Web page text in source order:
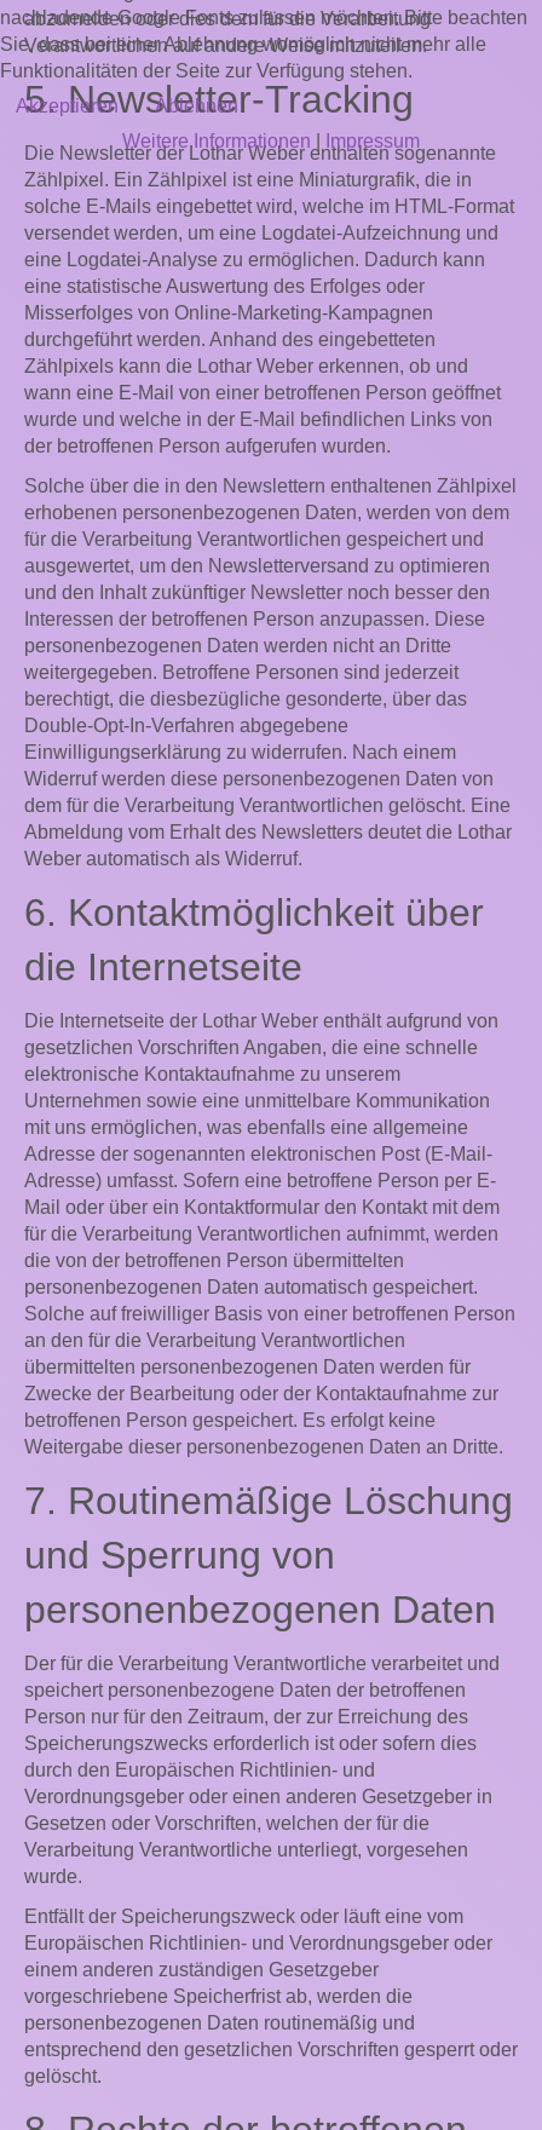
abzumelden oder dies dem für die Verarbeitung
Verantwortlichen auf andere Weise mitzuteilen.
5. Newsletter-Tracking
Die Newsletter der Lothar Weber enthalten sogenannte
Zählpixel. Ein Zählpixel ist eine Miniaturgrafik, die in
solche E-Mails eingebettet wird, welche im HTML-Format
versendet werden, um eine Logdatei-Aufzeichnung und
eine Logdatei-Analyse zu ermöglichen. Dadurch kann
eine statistische Auswertung des Erfolges oder
Misserfolges von Online-Marketing-Kampagnen
durchgeführt werden. Anhand des eingebetteten
Zählpixels kann die Lothar Weber erkennen, ob und
wann eine E-Mail von einer betroffenen Person geöffnet
wurde und welche in der E-Mail befindlichen Links von
der betroffenen Person aufgerufen wurden.
Solche über die in den Newslettern enthaltenen Zählpixel
erhobenen personenbezogenen Daten, werden von dem
für die Verarbeitung Verantwortlichen gespeichert und
ausgewertet, um den Newsletterversand zu optimieren
und den Inhalt zukünftiger Newsletter noch besser den
Interessen der betroffenen Person anzupassen. Diese
personenbezogenen Daten werden nicht an Dritte
weitergegeben. Betroffene Personen sind jederzeit
berechtigt, die diesbezügliche gesonderte, über das
Double-Opt-In-Verfahren abgegebene
Einwilligungserklärung zu widerrufen. Nach einem
Widerruf werden diese personenbezogenen Daten von
dem für die Verarbeitung Verantwortlichen gelöscht. Eine
Abmeldung vom Erhalt des Newsletters deutet die Lothar
Weber automatisch als Widerruf.
6. Kontaktmöglichkeit über
die Internetseite
Die Internetseite der Lothar Weber enthält aufgrund von
gesetzlichen Vorschriften Angaben, die eine schnelle
elektronische Kontaktaufnahme zu unserem
Unternehmen sowie eine unmittelbare Kommunikation
mit uns ermöglichen, was ebenfalls eine allgemeine
Adresse der sogenannten elektronischen Post (E-Mail-
Adresse) umfasst. Sofern eine betroffene Person per E-
Mail oder über ein Kontaktformular den Kontakt mit dem
für die Verarbeitung Verantwortlichen aufnimmt, werden
die von der betroffenen Person übermittelten
personenbezogenen Daten automatisch gespeichert.
Solche auf freiwilliger Basis von einer betroffenen Person
an den für die Verarbeitung Verantwortlichen
übermittelten personenbezogenen Daten werden für
Zwecke der Bearbeitung oder der Kontaktaufnahme zur
betroffenen Person gespeichert. Es erfolgt keine
Weitergabe dieser personenbezogenen Daten an Dritte.
7. Routinemäßige Löschung
und Sperrung von
personenbezogenen Daten
Der für die Verarbeitung Verantwortliche verarbeitet und
speichert personenbezogene Daten der betroffenen
Person nur für den Zeitraum, der zur Erreichung des
Speicherungszwecks erforderlich ist oder sofern dies
durch den Europäischen Richtlinien- und
Verordnungsgeber oder einen anderen Gesetzgeber in
Gesetzen oder Vorschriften, welchen der für die
Verarbeitung Verantwortliche unterliegt, vorgesehen
wurde.
Entfällt der Speicherungszweck oder läuft eine vom
Europäischen Richtlinien- und Verordnungsgeber oder
einem anderen zuständigen Gesetzgeber
vorgeschriebene Speicherfrist ab, werden die
personenbezogenen Daten routinemäßig und
entsprechend den gesetzlichen Vorschriften gesperrt oder
gelöscht.
nachladende Google Fonts zulassen möchten. Bitte beachten
Sie, dass bei einer Ablehnung womöglich nicht mehr alle
Funktionalitäten der Seite zur Verfügung stehen.
Akzeptieren
Ablehnen
Weitere Informationen
Impressum